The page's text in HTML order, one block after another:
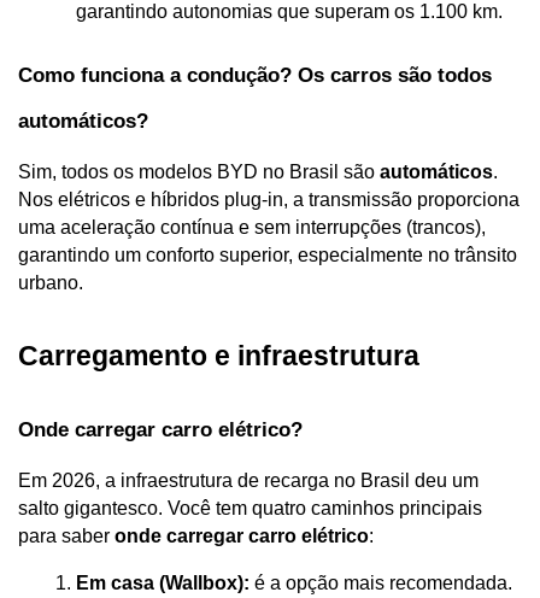
garantindo autonomias que superam os 1.100 km.
Como funciona a condução? Os carros são todos
automáticos?
Sim, todos os modelos BYD no Brasil são automáticos.
Nos elétricos e híbridos plug-in, a transmissão proporciona
uma aceleração contínua e sem interrupções (trancos),
garantindo um conforto superior, especialmente no trânsito
urbano.
Carregamento e infraestrutura
Onde carregar carro elétrico?
Em 2026, a infraestrutura de recarga no Brasil deu um
salto gigantesco. Você tem quatro caminhos principais
para saber onde carregar carro elétrico:
Em casa (Wallbox): é a opção mais recomendada.